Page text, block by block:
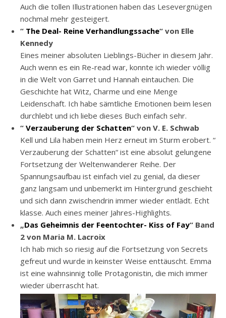
Auch die tollen Illustrationen haben das Lesevergnügen
nochmal mehr gesteigert.
“ The Deal- Reine Verhandlungssache“ von Elle
Kennedy
Eines meiner absoluten Lieblings-Bücher in diesem Jahr.
Auch wenn es ein Re-read war, konnte ich wieder völlig
in die Welt von Garret und Hannah eintauchen. Die
Geschichte hat Witz, Charme und eine Menge
Leidenschaft. Ich habe sämtliche Emotionen beim lesen
durchlebt und ich liebe dieses Buch einfach sehr.
“ Verzauberung der Schatten“ von V. E. Schwab
Kell und Lila haben mein Herz erneut im Sturm erobert. “
Verzauberung der Schatten“ ist eine absolut gelungene
Fortsetzung der Weltenwanderer Reihe. Der
Spannungsaufbau ist einfach viel zu genial, da dieser
ganz langsam und unbemerkt im Hintergrund geschieht
und sich dann zwischendrin immer wieder entlädt. Echt
klasse. Auch eines meiner Jahres-Highlights.
„Das Geheimnis der Feentochter- Kiss of Fay“ Band
2 von Maria M. Lacroix
Ich hab mich so riesig auf die Fortsetzung von Secrets
gefreut und wurde in keinster Weise enttäuscht. Emma
ist eine wahnsinnig tolle Protagonistin, die mich immer
wieder überrascht hat.